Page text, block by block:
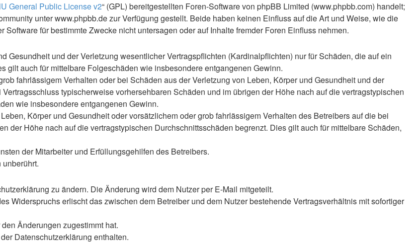
General Public License v2“ (GPL) bereitgestellten Foren-Software von phpBB Limited (www.phpbb.com) handelt;
unter www.phpbb.de zur Verfügung gestellt. Beide haben keinen Einfluss auf die Art und Weise, wie die
für bestimmte Zwecke nicht untersagen oder auf Inhalte fremder Foren Einfluss nehmen.
Gesundheit und der Verletzung wesentlicher Vertragspflichten (Kardinalpflichten) nur für Schäden, die auf ein
gilt auch für mittelbare Folgeschäden wie insbesondere entgangenen Gewinn.
fahrlässigem Verhalten oder bei Schäden aus der Verletzung von Leben, Körper und Gesundheit und der
typischerweise vorhersehbaren Schäden und im übrigen der Höhe nach auf die vertragstypischen
wie insbesondere entgangenen Gewinn.
Körper und Gesundheit oder vorsätzlichem oder grob fahrlässigem Verhalten des Betreibers auf die bei
der Höhe nach auf die vertragstypischen Durchschnittsschäden begrenzt. Dies gilt auch für mittelbare Schäden,
der Mitarbeiter und Erfüllungsgehilfen des Betreibers.
zu ändern. Die Änderung wird dem Nutzer per E-Mail mitgeteilt.
Widerspruchs erlischt das zwischen dem Betreiber und dem Nutzer bestehende Vertragsverhältnis mit sofortiger
Änderungen zugestimmt hat.
Datenschutzerklärung enthalten.